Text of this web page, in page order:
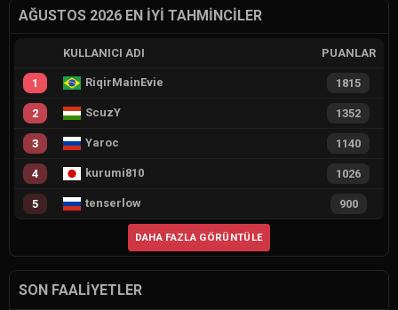
AĞUSTOS 2026 EN İYI TAHMINCILER
KULLANICI ADI PUANLAR
1 RiqirMainEvie 1815
2 ScuzY 1352
3 Yaroc 1140
4 kurumi810 1026
5 tenserlow 900
DAHA FAZLA GÖRÜNTÜLE
SON FAALIYETLER